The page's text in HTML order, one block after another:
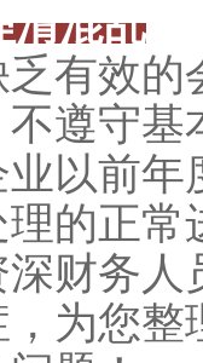
混乱
乏有效
遵守
以前
的正
财务
为您